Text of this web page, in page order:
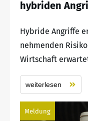
hybriden
Hybride Angriffe
nehmenden
Wirtschaft
weiterlesen
Meldung